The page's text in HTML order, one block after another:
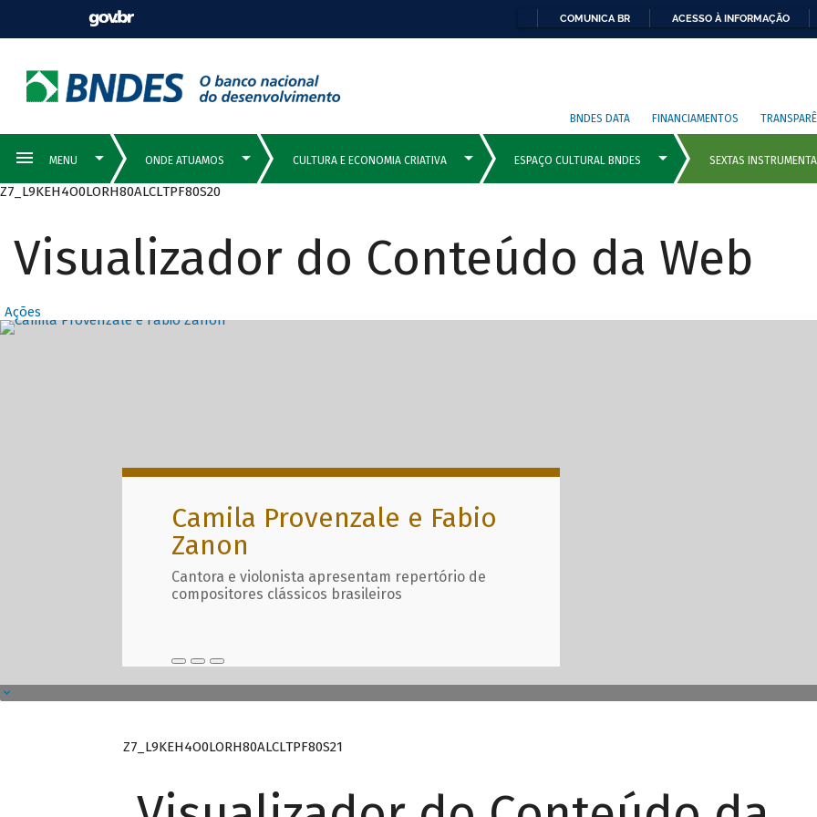
COMUNICA BR ACESSO À INFORMAÇÃO
BNDES DATA FINANCIAMENTOS
Z7_L9KEH4O0LORH80ALCLTPF80S20
Visualizador do Conteúdo da Web
Ações
Destaques Principais com
Camila Provenzale e Fabio
Zanon
Cantora e violonista apresentam repertório de
compositores clássicos brasileiros
Z7_L9KEH4O0LORH80ALCLTPF80S21